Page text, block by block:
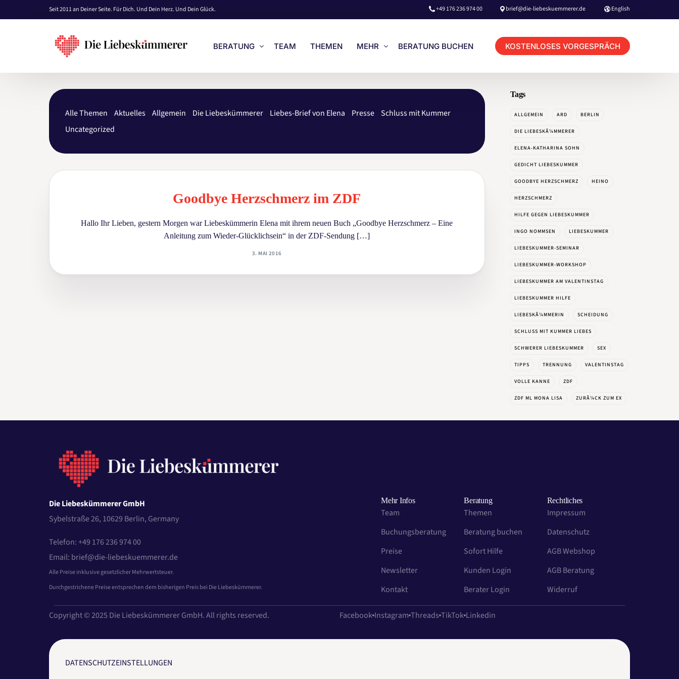
Seit 2011 an Deiner Seite. Für Dich. Und Dein Herz. Und Dein Glück. +49 176 236 974 00 brief@die-liebeskuemmerer.de English
BERATUNG TEAM THEMEN MEHR
KUNDEN LOGIN TERMINBUCHUNG
BERATER LOGIN TERMINBUCHUNG
HOME
BERATUNG BUCHEN KOSTENLOSES VORGESPRÄCH
Alle Themen Aktuelles Allgemein Die Liebeskümmerer Liebes-Brief von Elena Presse Schluss mit Kummer
Uncategorized
Goodbye Herzschmerz im ZDF
Hallo Ihr Lieben, gestern Morgen war Liebeskümmerin Elena mit ihrem neuen Buch „Goodbye Herzschmerz – Eine
Anleitung zum Wieder-Glücklichsein“ in der ZDF-Sendung […]
3. MAI 2016
Tags
ALLGEMEIN ARD BERLIN
DIE LIEBESKÃ¼MMERER
ELENA-KATHARINA SOHN
GEDICHT LIEBESKUMMER
GOODBYE HERZSCHMERZ HEINO
HERZSCHMERZ
HILFE GEGEN LIEBESKUMMER
INGO NOMMSEN LIEBESKUMMER
LIEBESKUMMER-SEMINAR
LIEBESKUMMER-WORKSHOP
LIEBESKUMMER AM VALENTINSTAG
LIEBESKUMMER HILFE
LIEBESKÃ¼MMERIN SCHEIDUNG
SCHLUSS MIT KUMMER LIEBES
SCHWERER LIEBESKUMMER SEX
TIPPS TRENNUNG VALENTINSTAG
VOLLE KANNE ZDF
ZDF ML MONA LISA ZURÃ¼CK ZUM EX
Die Liebeskümmerer GmbH
Sybelstraße 26, 10629 Berlin, Germany
Telefon: +49 176 236 974 00
Email: brief@die-liebeskuemmerer.de
Alle Preise inklusive gesetzlicher Mehrwertsteuer.
Durchgestrichene Preise entsprechen dem bisherigen Preis bei Die Liebeskümmerer.
Mehr Infos
Team
Buchungsberatung
Preise
Newsletter
Kontakt
Beratung
Themen
Beratung buchen
Sofort Hilfe
Kunden Login
Berater Login
Rechtliches
Impressum
Datenschutz
AGB Webshop
AGB Beratung
Widerruf
Copyright © 2025 Die Liebeskümmerer GmbH. All rights reserved. Facebook Instagram Threads TikTok Linkedin
DATENSCHUTZEINSTELLUNGEN